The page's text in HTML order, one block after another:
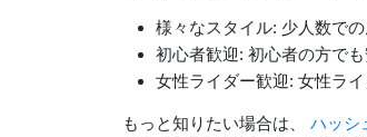
様々なスタイル: 少人数で
初心者歓迎: 初心者の方で
女性ライダー歓迎: 女性ラ
もっと知りたい場合は、 ハッシ